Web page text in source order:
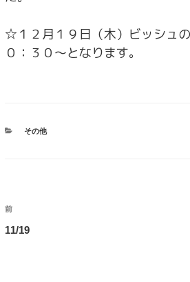
☆１２月１９日（木）ビッシュ
０：３０～となります。
カ
その他
投
稿
前
の
前
11/19